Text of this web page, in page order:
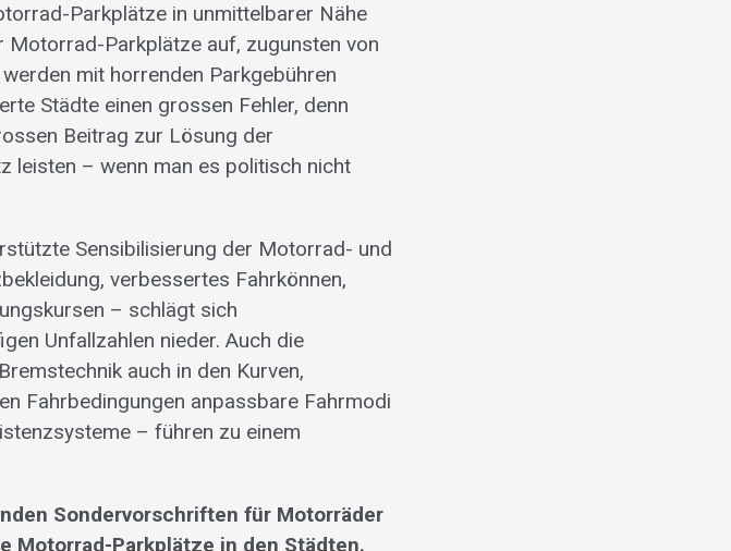
Parkplätze in unmittelbarer Nähe
Motorrad-Parkplätze auf, zugunsten von
mit horrenden Parkgebühren
Städte einen grossen Fehler, denn
Beitrag zur Lösung der
leisten – wenn man es politisch nicht
Sensibilisierung der Motorrad- und
verbessertes Fahrkönnen,
– schlägt sich
Unfallzahlen nieder. Auch die
auch in den Kurven,
Fahrbedingungen anpassbare Fahrmodi
– führen zu einem
Sondervorschriften für Motorräder
Motorrad-Parkplätze in den Städten.